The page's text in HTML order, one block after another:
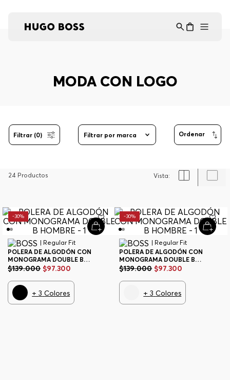
MODA CON LOGO
Filtrar (0) Filtrar por marca
24 Productos
-30%
| Regular Fit
POLERA DE ALGODÓN CON
MONOGRAMA DOUBLE B
HOMBRE
$139.000 $97.300
+3 Colores
-30%
| Regular Fit
POLERA DE ALGODÓN CON
MONOGRAMA DOUBLE B
HOMBRE
$139.000 $97.300
+3 Colores
Asistente Virtual
en línea ⋮